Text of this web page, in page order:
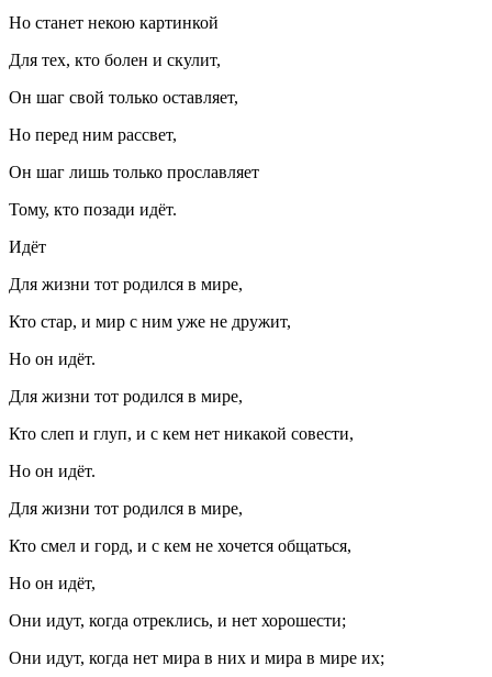
Но станет некою картинкой
Для тех, кто болен и скулит,
Он шаг свой только оставляет,
Но перед ним рассвет,
Он шаг лишь только прославляет
Тому, кто позади идёт.
Идёт
Для жизни тот родился в мире,
Кто стар, и мир с ним уже не дружит,
Но он идёт.
Для жизни тот родился в мире,
Кто слеп и глуп, и с кем нет никакой совести,
Но он идёт.
Для жизни тот родился в мире,
Кто смел и горд, и с кем не хочется общаться,
Но он идёт,
Они идут, когда отреклись, и нет хорошести;
Они идут, когда нет мира в них и мира в мире их;